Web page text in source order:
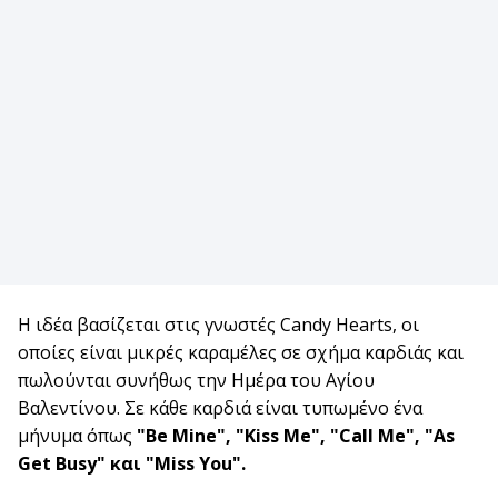
Η ιδέα βασίζεται στις γνωστές Candy Hearts, οι
οποίες είναι μικρές καραμέλες σε σχήμα καρδιάς και
πωλούνται συνήθως την Ημέρα του Αγίου
Βαλεντίνου. Σε κάθε καρδιά είναι τυπωμένο ένα
μήνυμα όπως "Be Mine", "Kiss Me", "Call Me", "Αs
Get Busy" και "Miss You".